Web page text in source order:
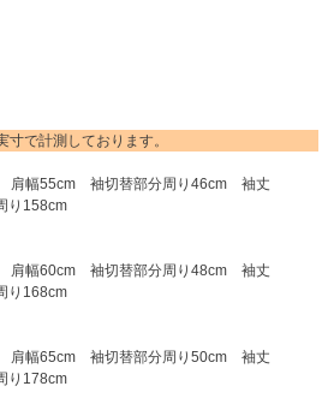
で計測しております。
幅55cm 袖切替部分周り46cm 袖丈
り158cm
幅60cm 袖切替部分周り48cm 袖丈
り168cm
幅65cm 袖切替部分周り50cm 袖丈
り178cm